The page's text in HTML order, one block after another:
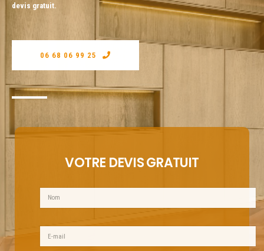
devis gratuit.
06 68 06 99 25
VOTRE DEVIS GRATUIT